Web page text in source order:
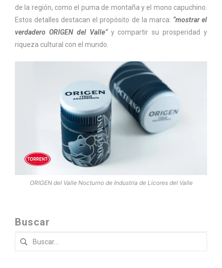
de la región, como el puma de montaña y el mono capuchino.
Estos detalles destacan el propósito de la marca: “mostrar el
verdadero ORIGEN del Valle”y compartir su prosperidad y
riqueza cultural con el mundo.
ORIGEN del Valle Nocturno de Industria de Licores del Valle
Buscar
Buscar: